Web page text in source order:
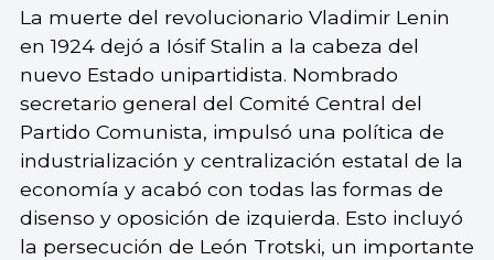
La muerte del revolucionario Vladimir Lenin
en 1924 dejó a Iósif Stalin a la cabeza del
nuevo Estado unipartidista. Nombrado
secretario general del Comité Central del
Partido Comunista, impulsó una política de
industrialización y centralización estatal de la
economía y acabó con todas las formas de
disenso y oposición de izquierda. Esto incluyó
la persecución de León Trotski, un importante